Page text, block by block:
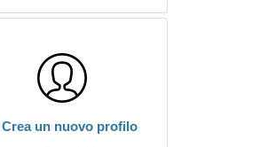
Crea un nuovo profilo